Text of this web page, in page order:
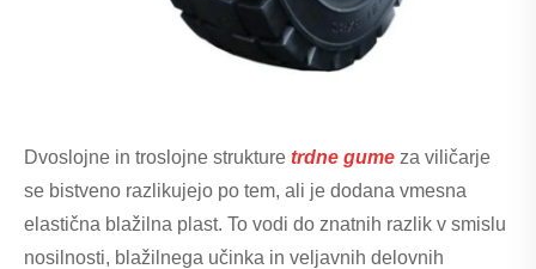
Dvoslojne in troslojne strukture trdne gume za viličarje
se bistveno razlikujejo po tem, ali je dodana vmesna
elastična blažilna plast. To vodi do znatnih razlik v smislu
nosilnosti, blažilnega učinka in veljavnih delovnih